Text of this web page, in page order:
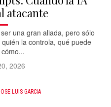
atacante
una gran aliada, pero sólo
la controla, qué puede
2026
LUIS GARCIA